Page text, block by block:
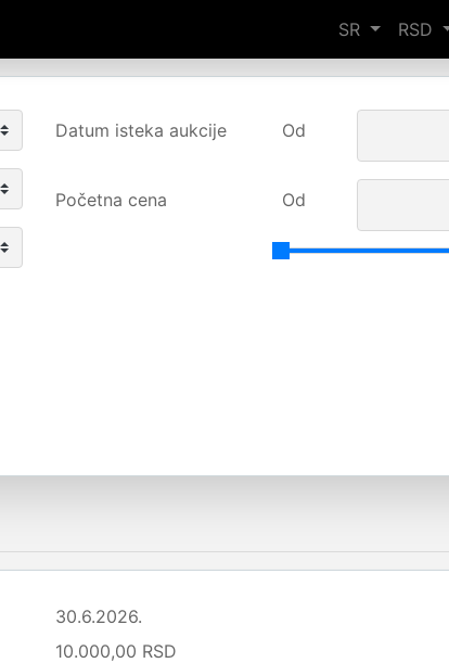
SR RSD
Datum isteka aukcije Od
Početna cena Od
30.6.2026.
10.000,00 RSD